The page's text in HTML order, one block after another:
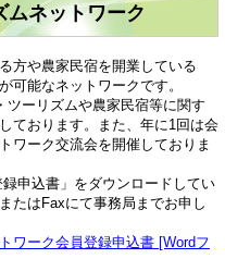
ムネットワーク
方や農家民宿を開業している
可能なネットワークです。
ーリズムや農家民宿等に関す
ております。また、年に1回は会
ワーク交流会を開催しておりま
申込書」をダウンロードしてい
たはFaxにて事務局までお申し
ワーク会員登録申込書 [Wordフ